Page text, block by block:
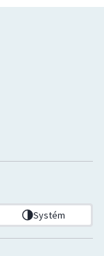
Systém